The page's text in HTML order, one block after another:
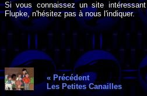
Si vous connaissez un site
Flupke, n'hésitez pas à nous l'indiquer.
« Précédent
Les Petites Canailles